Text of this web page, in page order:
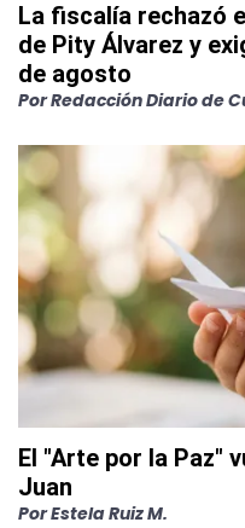
La fiscalía rechazó
de Pity Álvarez y
de agosto
PorRedacción Diario de
El "Arte por la Paz"
Juan
PorEstela Ruiz M.